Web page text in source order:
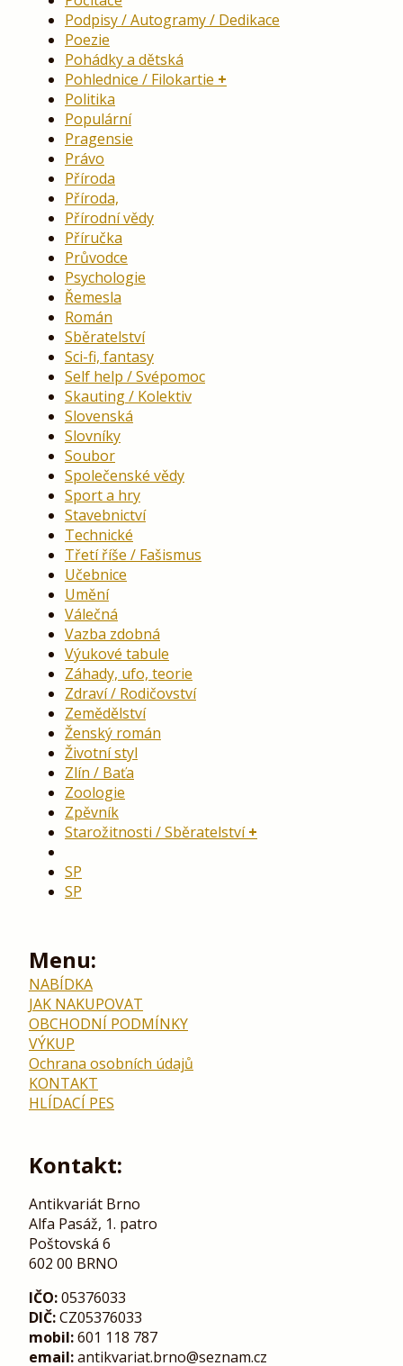
Podpisy / Autogramy / Dedikace
Poezie
Pohádky a dětská
Pohlednice / Filokartie
Politika
Populární
Pragensie
Právo
Příroda
Příroda,
Přírodní vědy
Příručka
Průvodce
Psychologie
Řemesla
Román
Sběratelství
Sci-fi, fantasy
Self help / Svépomoc
Skauting / Kolektiv
Slovenská
Slovníky
Soubor
Společenské vědy
Sport a hry
Stavebnictví
Technické
Třetí říše / Fašismus
Učebnice
Umění
Válečná
Vazba zdobná
Výukové tabule
Záhady, ufo, teorie
Zdraví / Rodičovství
Zemědělství
Ženský román
Životní styl
Zlín / Baťa
Zoologie
Zpěvník
Starožitnosti / Sběratelství
SP
SP
Menu:
NABÍDKA
JAK NAKUPOVAT
OBCHODNÍ PODMÍNKY
VÝKUP
Ochrana osobních údajů
KONTAKT
HLÍDACÍ PES
Kontakt:
Antikvariát Brno
Alfa Pasáž, 1. patro
Poštovská 6
602 00 BRNO
IČO:05376033
DIČ:CZ05376033
mobil:601 118 787
email:antikvariat.brno@seznam.cz